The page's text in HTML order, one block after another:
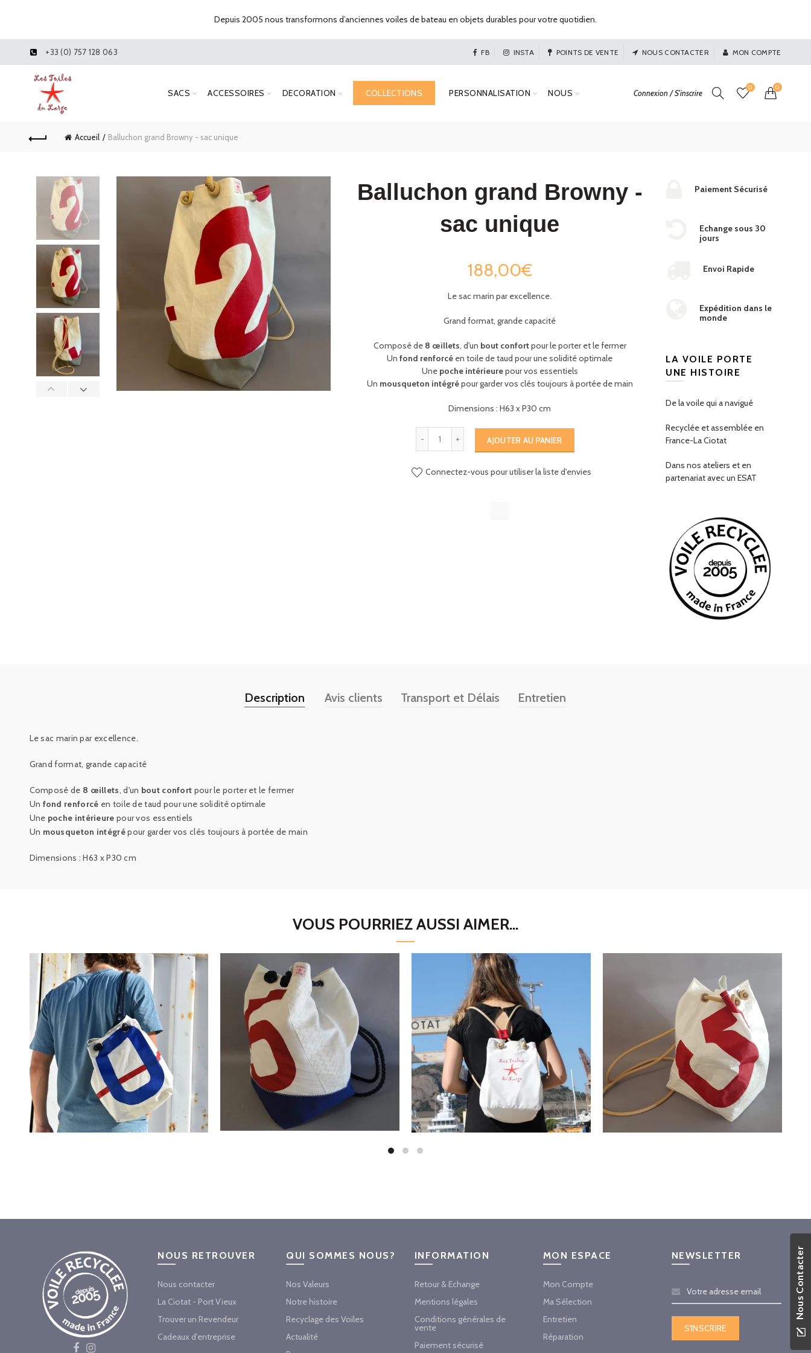
+33 (0) 757 128 063 FB INSTA POINTS DE VENTE NOUS CONTACTER MON COMPTE
SACS ACCESSOIRES DECORATION COLLECTIONS PERSONNALISATION NOUS Connexion / S'inscrire
0 0
Accueil Balluchon grand Browny - sac unique
Balluchon grand Browny -
sac unique
188,00€
Le sac marin par excellence.
Grand format, grande capacité
Composé de 8 œillets, d'un bout confortpour le porter et le fermer
Un fond renforcé en toile de taud pour une solidité optimale
Unepoche intérieurepour vos essentiels
Un mousqueton intégrépour garder vos clés toujours à portée de main
Dimensions : H63 x P30 cm
AJOUTER AU PANIER
Connectez-vous pour utiliser la liste d'envies
Paiement Sécurisé
Echange sous 30
jours
Envoi Rapide
Expédition dans le
monde
LA VOILE PORTE
UNE HISTOIRE
De la voile qui a navigué
Recyclée et assemblée en
France-La Ciotat
Dans nos ateliers et en
partenariat avec un ESAT
Description Avis clients Transport et Délais Entretien
Le sac marin par excellence.
Grand format, grande capacité
Composé de 8 œillets, d'un bout confort pour le porter et le fermer
Un fond renforcé en toile de taud pour une solidité optimale
Une poche intérieure pour vos essentiels
Un mousqueton intégrépour garder vos clés toujours à portée de main
Dimensions : H63 x P30 cm
VOUS POURRIEZ AUSSI AIMER...
NOUS RETROUVER
Nous contacter
La Ciotat - Port Vieux
Trouver un Revendeur
Cadeaux d'entreprise
QUI SOMMES NOUS?
Nos Valeurs
Notre histoire
Recyclage des Voiles
Actualité
INFORMATION
Retour & Echange
Mentions légales
Conditions générales de
vente
Paiement sécurisé
MON ESPACE
Mon Compte
Ma Sélection
Entretien
Réparation
NEWSLETTER
Depuis 2005 nous transformons d’anciennes voiles de bateau en objets durables pour votre quotidien.
Nous Contacter